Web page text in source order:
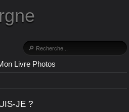
Livre Photos
JE ?